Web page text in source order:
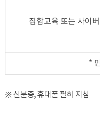
집합교육 또는 사이
*
※ 신분증, 휴대폰 필히 지참